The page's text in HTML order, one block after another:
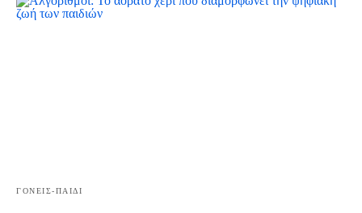
ΓΟΝΕΙΣ-ΠΑΙΔΙ